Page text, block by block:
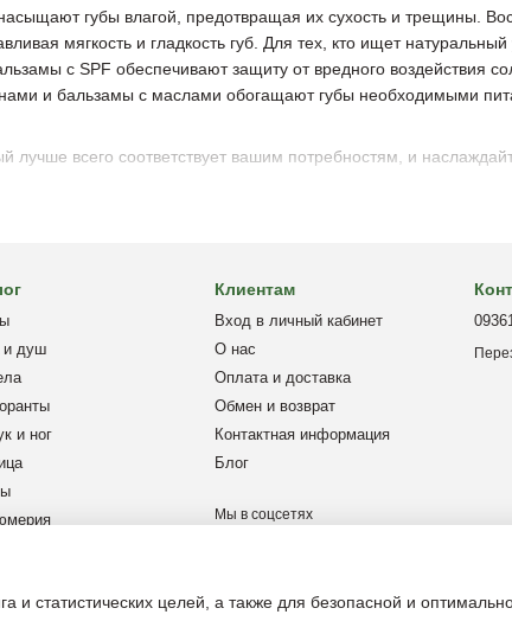
губы влагой, предотвращая их сухость и трещины.
мягкость и гладкость губ. Для тех, кто ищет
с SPF обеспечивают защиту от вредного воздействия
и бальзамы с маслами обогащают губы необходимыми
лучше всего соответствует вашим потребностям, и
и душ
и ног
от солнца
Клиентам
Вход в личный кабинет
О нас
Оплата и доставка
Обмен и возврат
Контактная информация
Блог
Мы в соцсетях
и статистических целей, а также для безопасной и